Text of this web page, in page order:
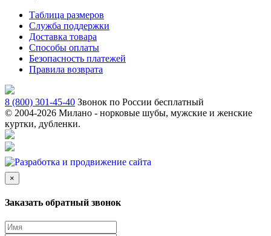
Таблица размеров
Служба поддержки
Доставка товара
Способы оплаты
Безопасность платежей
Правила возврата
8 (800) 301-45-40 Звонок по России бесплатный
© 2004-2026 Милано - норковые шубы, мужские и женские
куртки, дубленки.
×
Заказать обратный звонок